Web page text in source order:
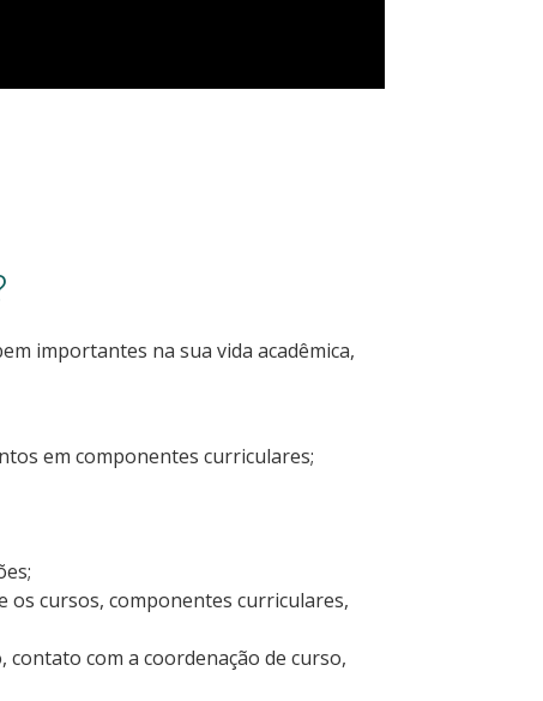
importantes na sua vida acadêmica,
em componentes curriculares;
os cursos, componentes curriculares,
com a coordenação de curso,